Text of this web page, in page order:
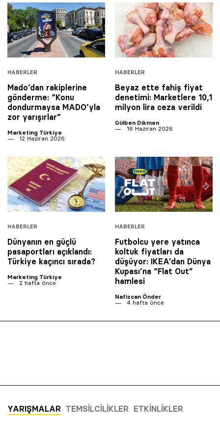
HABERLER
Mado’dan rakiplerine
gönderme: “Konu
dondurmaysa MADO’yla
zor yarışırlar”
Marketing Türkiye
12 Haziran 2026
HABERLER
Beyaz ette fahiş fiyat
denetimi: Marketlere 10,1
milyon lira ceza verildi
Gülben Dikmen
16 Haziran 2026
HABERLER
Dünyanın en güçlü
pasaportları açıklandı:
Türkiye kaçıncı sırada?
Marketing Türkiye
2 hafta önce
HABERLER
Futbolcu yere yatınca
koltuk fiyatları da
düşüyor: IKEA’dan Dünya
Kupası’na “Flat Out”
hamlesi
Nafizcan Önder
4 hafta önce
YARIŞMALAR TEMSILCILIKLER ETKINLIKLER